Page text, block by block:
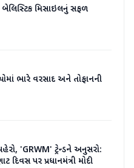
બેલિસ્ટિક મિસાઇલનું સફળ
ભારે વરસાદ અને તોફાનની
'GRWM' ટ્રેન્ડને અનુસરો:
દિવસ પર પ્રધાનમંત્રી મોદી